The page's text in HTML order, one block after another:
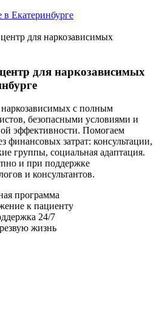
в Екатеринбурге
для наркозависимых
для наркозависимых
наркозависимых с полным
безопасными условиями и
эффективности. Помогаем
финансовых затрат: консультации,
группы, социальная адаптация.
и при поддержке
и консультантов.
программа
к пациенту
24/7
жизнь